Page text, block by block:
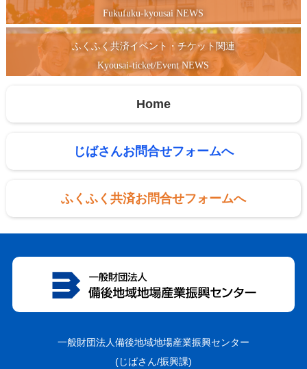
Fukufuku-kyousai NEWS
ふくふく共済イベント・チケット関連
Kyousai-ticket/Event NEWS
Home
じばさんお問合せフォームへ
ふくふく共済お問合せフォームへ
一般財団法人備後地域地場産業振興センター
(じばさん/振興課)